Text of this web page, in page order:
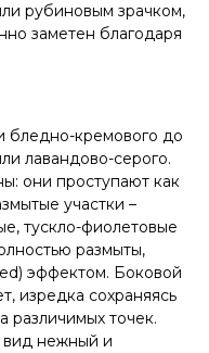
рубиновым зрачком,
заметен благодаря
бледно-кремового до
лавандово-серого.
они проступают как
участки –
тускло-фиолетовые
размыты,
эффектом. Боковой
изредка сохраняясь
различимых точек.
вид нежный и